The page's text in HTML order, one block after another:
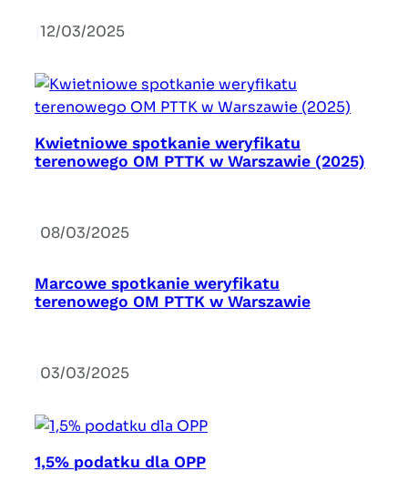
12/03/2025
Kwietniowe spotkanie weryfikatu
terenowego OM PTTK w Warszawie (2025)
08/03/2025
Marcowe spotkanie weryfikatu
terenowego OM PTTK w Warszawie
03/03/2025
1,5% podatku dla OPP